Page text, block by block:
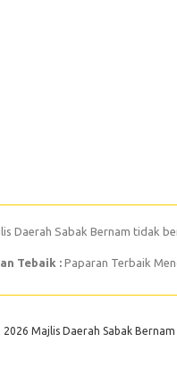
Daerah Sabak Bernam tidak
Tebaik : Paparan Terbaik
Majlis Daerah Sabak Bernam